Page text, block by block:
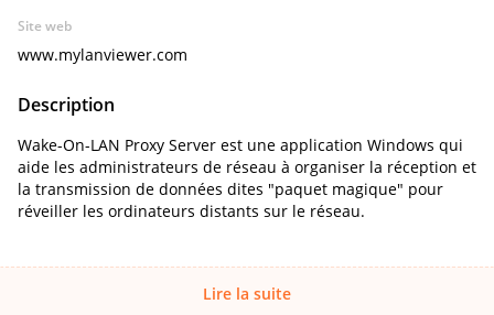
Site web
www.mylanviewer.com
Description
Wake-On-LAN Proxy Server est une application Windows qui
aide les administrateurs de réseau à organiser la réception et
la transmission de données dites "paquet magique" pour
réveiller les ordinateurs distants sur le réseau.
Lire la suite